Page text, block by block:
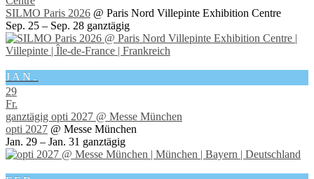
SILMO Paris 2026 @ Paris Nord Villepinte Exhibition Centre
Sep. 25 – Sep. 28 ganztägig
JAN.
29
Fr.
ganztägig opti 2027 @ Messe München
opti 2027 @ Messe München
Jan. 29 – Jan. 31 ganztägig